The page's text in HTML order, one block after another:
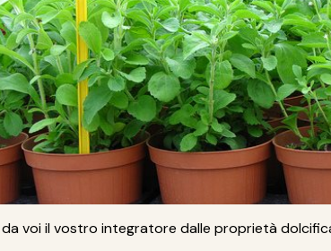
voi il vostro integratore dalle proprietà